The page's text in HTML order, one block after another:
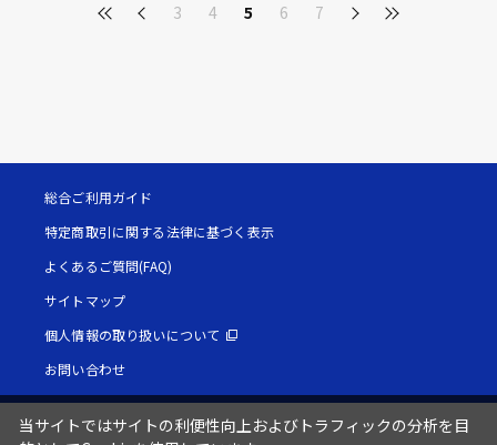
3 4 5 6 7
総合ご利用ガイド
特定商取引に関する法律に基づく表示
よくあるご質問(FAQ)
サイトマップ
個人情報の取り扱いについて
お問い合わせ
当サイトではサイトの利便性向上およびトラフィックの分析を目